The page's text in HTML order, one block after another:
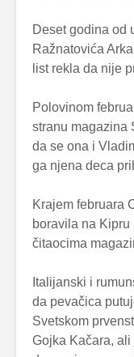
Deset godina od
Ražnatovića
list rekla da nije
Polovinom
stranu magazina
da se ona i
ga njena deca
Krajem februara
boravila na
čitaocima
Italijanski i
da pevačica
Svetskom
Gojka Kačara,